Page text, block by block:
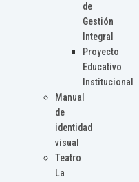
de
Gestión
Integral
Proyecto
Educativo
Institucional
Manual
de
identidad
visual
Teatro
La